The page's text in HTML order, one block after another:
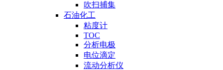
吹扫捕集
石油化工
粘度计
TOC
分析电极
电位滴定
流动分析仪